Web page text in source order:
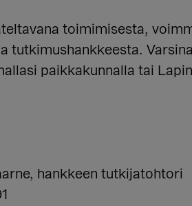
toimimisesta,
tutkimushankkeesta.
paikkakunnalla tai
hankkeen tutkijatohtori